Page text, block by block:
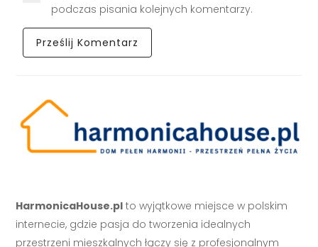
podczas pisania kolejnych komentarzy.
HarmonicaHouse.pl to wyjątkowe miejsce w polskim
internecie, gdzie pasja do tworzenia idealnych
przestrzeni mieszkalnych łączy się z profesjonalnym